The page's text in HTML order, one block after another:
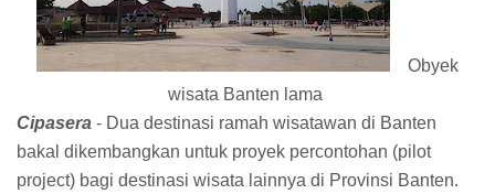
Obyek
wisata Banten lama
Cipasera - Dua destinasi ramah wisatawan di Banten
bakal dikembangkan untuk proyek percontohan (pilot
project) bagi destinasi wisata lainnya di Provinsi Banten.